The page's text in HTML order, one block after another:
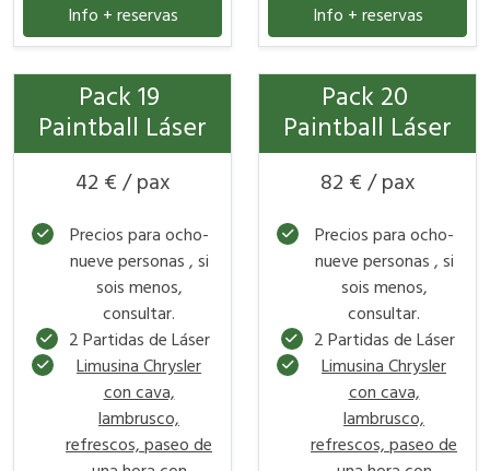
Info + reservas Info + reservas
Pack 19
Paintball Láser
42 € / pax
Precios para ocho-
nueve personas , si
sois menos,
consultar.
2 Partidas de Láser
Limusina Chrysler
con cava,
lambrusco,
refrescos, paseo de
Pack 20
Paintball Láser
82 € / pax
Precios para ocho-
nueve personas , si
sois menos,
consultar.
2 Partidas de Láser
Limusina Chrysler
con cava,
lambrusco,
refrescos, paseo de